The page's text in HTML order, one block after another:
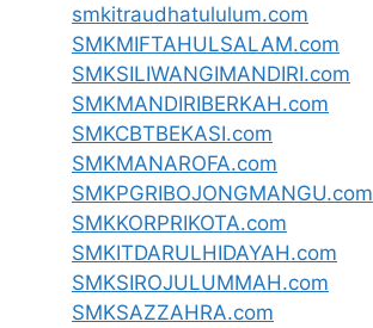
smkitraudhatululum.com
SMKMIFTAHULSALAM.com
SMKSILIWANGIMANDIRI.com
SMKMANDIRIBERKAH.com
SMKCBTBEKASI.com
SMKMANAROFA.com
SMKPGRIBOJONGMANGU.com
SMKKORPRIKOTA.com
SMKITDARULHIDAYAH.com
SMKSIROJULUMMAH.com
SMKSAZZAHRA.com